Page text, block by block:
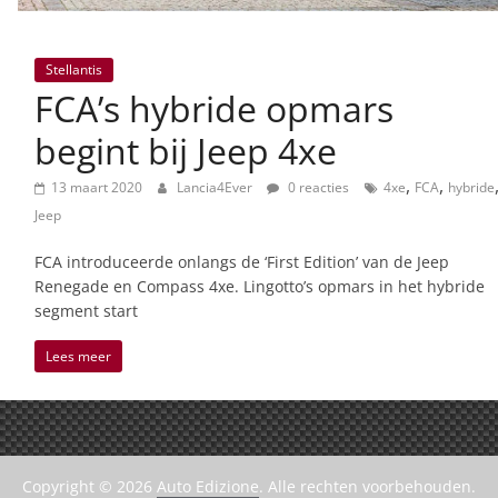
Stellantis
FCA’s hybride opmars
begint bij Jeep 4xe
13 maart 2020 Lancia4Ever 0 reacties 4xe, FCA, hybride,
Jeep
FCA introduceerde onlangs de ‘First Edition’ van de Jeep
Renegade en Compass 4xe. Lingotto’s opmars in het hybride
segment start
Lees meer
Copyright © 2026 Auto Edizione. Alle rechten voorbehouden.